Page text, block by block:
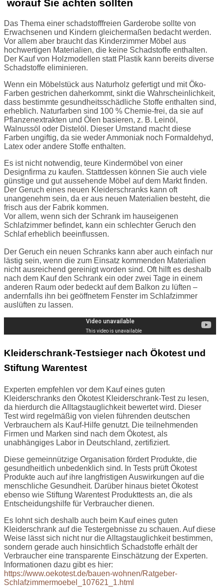
worauf Sie achten sollten
Das Thema einer schadstofffreien Garderobe sollte von
Erwachsenen und Kindern gleichermaßen bedacht werden.
Vor allem aber braucht das Kinderzimmer Möbel aus
hochwertigen Materialien, die keine Schadstoffe enthalten.
Der Kauf von Holzmodellen statt Plastik kann bereits diverse
Schadstoffe eliminieren.
Wenn ein Möbelstück aus Naturholz gefertigt und mit Öko-
Farben gestrichen daherkommt, sinkt die Wahrscheinlichkeit,
dass bestimmte gesundheitsschädliche Stoffe enthalten sind,
erheblich. Naturfarben sind 100 % Chemie-frei, da sie auf
Pflanzenextrakten und Ölen basieren, z. B. Leinöl,
Walnussöl oder Distelöl. Dieser Umstand macht diese
Farben ungiftig, da sie weder Ammoniak noch Formaldehyd,
Latex oder andere Stoffe enthalten.
Es ist nicht notwendig, teure Kindermöbel von einer
Designfirma zu kaufen. Stattdessen können Sie auch viele
günstige und gut aussehende Möbel auf dem Markt finden.
Der Geruch eines neuen Kleiderschranks kann oft
unangenehm sein, da er aus neuen Materialien besteht, die
frisch aus der Fabrik kommen.
Vor allem, wenn sich der Schrank im hauseigenen
Schlafzimmer befindet, kann ein schlechter Geruch den
Schlaf erheblich beeinflussen.
Der Geruch ein neuen Schranks kann aber auch einfach nur
lästig sein, wenn die zum Einsatz kommenden Materialien
nicht ausreichend gereinigt worden sind. Oft hilft es deshalb
nach dem Kauf den Schrank ein oder zwei Tage in einem
anderen Raum oder bedeckt auf dem Balkon zu lüften –
andernfalls ihn bei geöffnetem Fenster im Schlafzimmer
auslüften zu lassen.
Kleiderschrank-Testsieger nach Ökotest und
Stiftung Warentest
Experten empfehlen vor dem Kauf eines guten
Kleiderschranks den Ökotest Kleiderschrank-Test zu lesen,
da hierdurch die Alltagstauglichkeit bewertet wird. Dieser
Test wird regelmäßig von vielen führenden deutschen
Verbrauchern als Kauf-Hilfe genutzt. Die teilnehmenden
Firmen und Marken sind nach dem Ökotest, als
unabhängiges Labor in Deutschland, zertifiziert.
Diese gemeinnützige Organisation fördert Produkte, die
gesundheitlich unbedenklich sind. In Tests prüft Ökotest
Produkte auch auf ihre langfristigen Auswirkungen auf die
menschliche Gesundheit. Darüber hinaus bietet Ökotest
ebenso wie Stiftung Warentest Produkttests an, die als
Entscheidungshilfe für Verbraucher dienen.
Es lohnt sich deshalb auch beim Kauf eines guten
Kleiderschrank auf die Testergebnisse zu schauen. Auf diese
Weise lässt sich nicht nur die Alltagstauglichkeit bestimmen,
sondern gerade auch hinsichtlich Schadstoffe erhält der
Verbraucher eine transparente Einschätzung der Experten.
Informationen dazu gibt es hier:
https://www.oekotest.de/bauen-wohnen/Ratgeber-
Schlafzimmermoebel_107621_1.html